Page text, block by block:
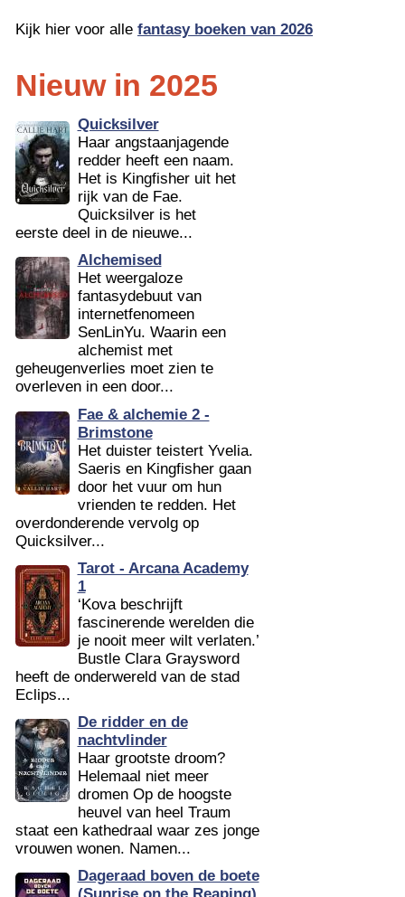
Kijk hier voor alle fantasy boeken van 2026
Nieuw in 2025
Quicksilver
Haar angstaanjagende
redder heeft een naam.
Het is Kingfisher uit het
rijk van de Fae.
Quicksilver is het
eerste deel in de nieuwe...
Alchemised
Het weergaloze
fantasydebuut van
internetfenomeen
SenLinYu. Waarin een
alchemist met
geheugenverlies moet zien te
overleven in een door...
Fae & alchemie 2 -
Brimstone
Het duister teistert Yvelia.
Saeris en Kingfisher gaan
door het vuur om hun
vrienden te redden. Het
overdonderende vervolg op
Quicksilver...
Tarot - Arcana Academy
1
‘Kova beschrijft
fascinerende werelden die
je nooit meer wilt verlaten.’
Bustle Clara Graysword
heeft de onderwereld van de stad
Eclips...
De ridder en de
nachtvlinder
Haar grootste droom?
Helemaal niet meer
dromen Op de hoogste
heuvel van heel Traum
staat een kathedraal waar zes jonge
vrouwen wonen. Namen...
Dageraad boven de boete